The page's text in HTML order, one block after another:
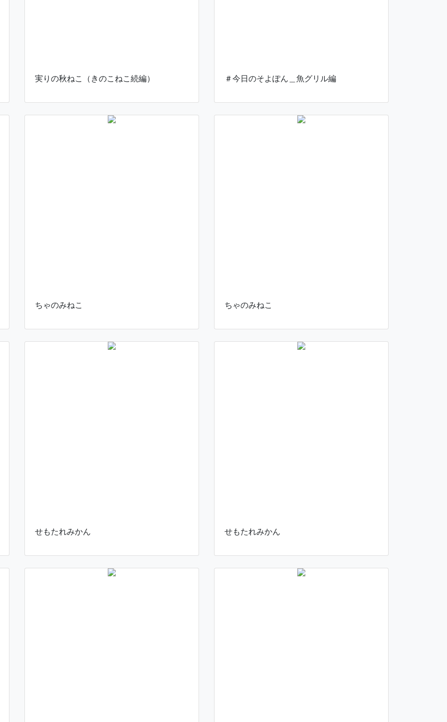
実りの秋ねこ（きのこねこ続編） ＃今日のそよぽん＿魚グリル編
ちゃのみねこ ちゃのみねこ
せもたれみかん せもたれみかん